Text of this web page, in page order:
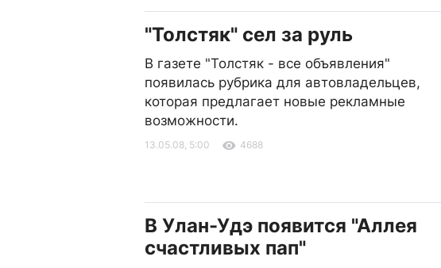
"Толстяк" сел за руль
В газете "Толстяк - все объявления"
появилась рубрика для автовладельцев,
которая предлагает новые рекламные
возможности.
13.05.08, 5:00 4688
В Улан-Удэ появится "Аллея
счастливых пап"